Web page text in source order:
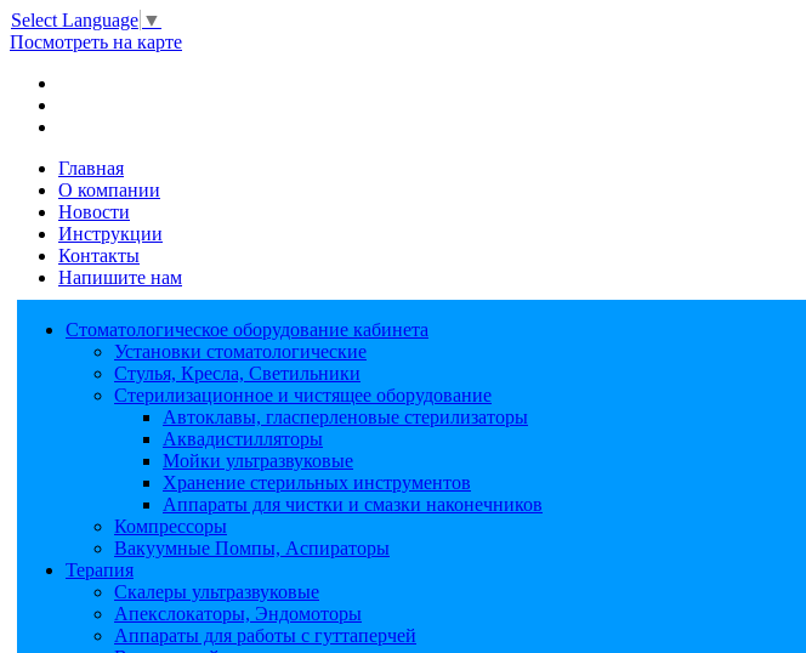
Select Language ▼
Посмотреть на карте
Главная
О компании
Новости
Инструкции
Контакты
Напишите нам
Стоматологическое оборудование кабинета
Установки стоматологические
Стулья, Кресла, Светильники
Стерилизационное и чистящее оборудование
Автоклавы, гласперленовые стерилизаторы
Аквадистилляторы
Мойки ультразвуковые
Хранение стерильных инструментов
Аппараты для чистки и смазки наконечников
Компрессоры
Вакуумные Помпы, Аспираторы
Терапия
Скалеры ультразвуковые
Апекслокаторы, Эндомоторы
Аппараты для работы с гуттаперчей